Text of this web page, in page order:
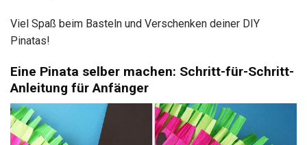
Viel Spaß beim Basteln und Verschenken deiner DIY
Pinatas!
Eine Pinata selber machen: Schritt-für-Schritt-
Anleitung für Anfänger